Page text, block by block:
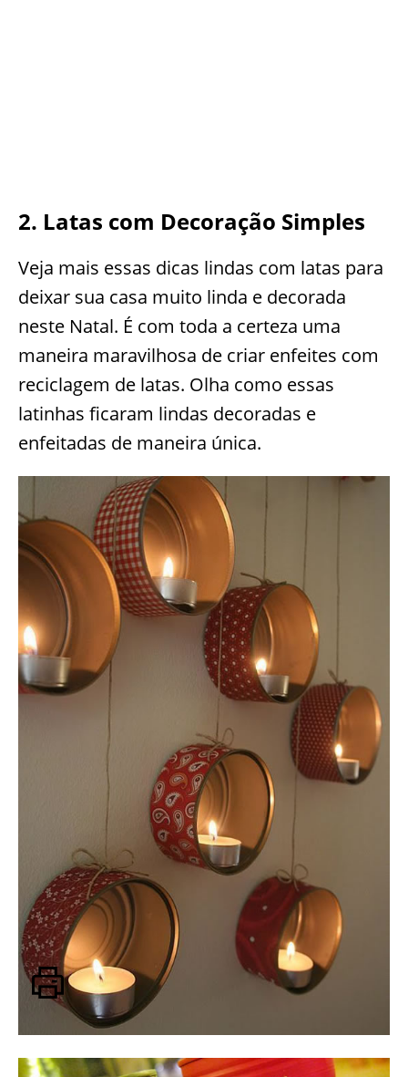
2. Latas com Decoração Simples
Veja mais essas dicas lindas com latas para
deixar sua casa muito linda e decorada
neste Natal. É com toda a certeza uma
maneira maravilhosa de criar enfeites com
reciclagem de latas. Olha como essas
latinhas ficaram lindas decoradas e
enfeitadas de maneira única.